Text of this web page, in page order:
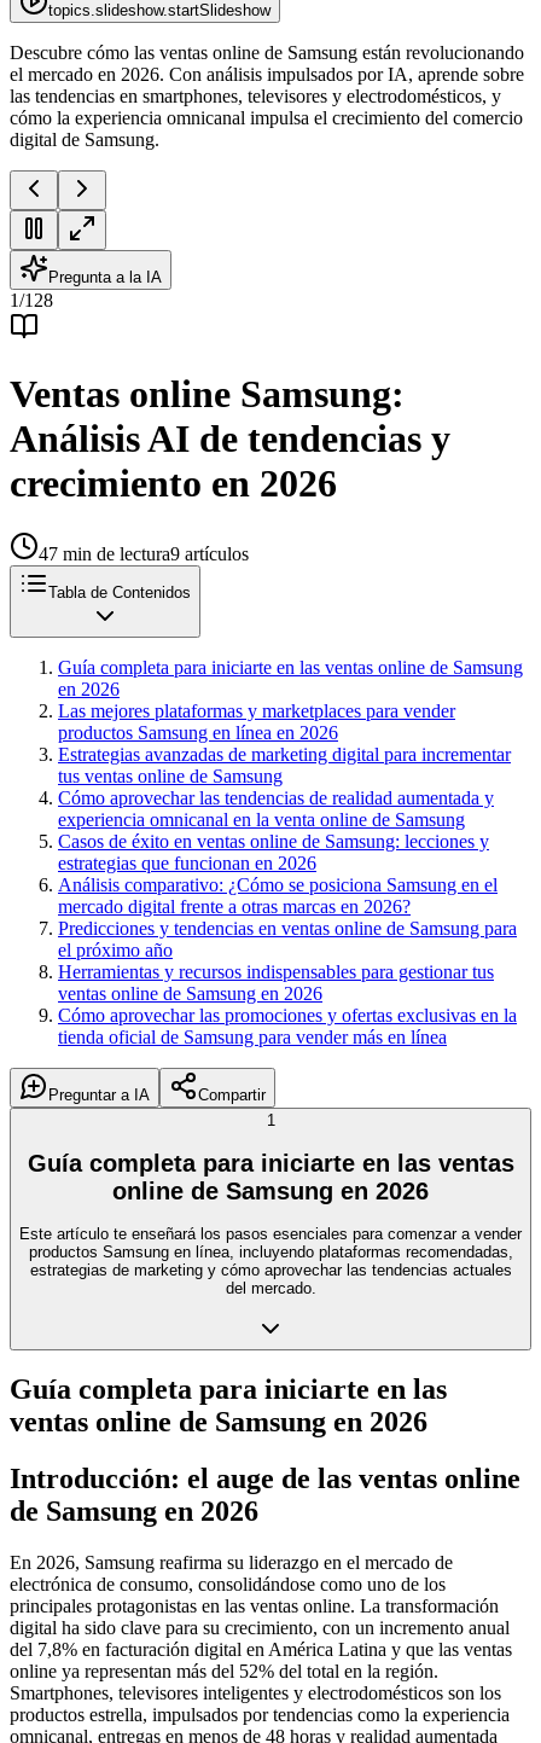
topics.slideshow.startSlideshow
Descubre cómo las ventas online de Samsung están revolucionando
el mercado en 2026. Con análisis impulsados por IA, aprende sobre
las tendencias en smartphones, televisores y electrodomésticos, y
cómo la experiencia omnicanal impulsa el crecimiento del comercio
digital de Samsung.
Pregunta a la IA
1/128
Ventas online Samsung:
Análisis AI de tendencias y
crecimiento en 2026
47 min de lectura9 artículos
Tabla de Contenidos
Guía completa para iniciarte en las ventas online de Samsung
en 2026
Las mejores plataformas y marketplaces para vender
productos Samsung en línea en 2026
Estrategias avanzadas de marketing digital para incrementar
tus ventas online de Samsung
Cómo aprovechar las tendencias de realidad aumentada y
experiencia omnicanal en la venta online de Samsung
Casos de éxito en ventas online de Samsung: lecciones y
estrategias que funcionan en 2026
Análisis comparativo: ¿Cómo se posiciona Samsung en el
mercado digital frente a otras marcas en 2026?
Predicciones y tendencias en ventas online de Samsung para
el próximo año
Herramientas y recursos indispensables para gestionar tus
ventas online de Samsung en 2026
Cómo aprovechar las promociones y ofertas exclusivas en la
tienda oficial de Samsung para vender más en línea
Preguntar a IA
Compartir
1
Guía completa para iniciarte en las ventas
online de Samsung en 2026
Este artículo te enseñará los pasos esenciales para comenzar a vender
productos Samsung en línea, incluyendo plataformas recomendadas,
estrategias de marketing y cómo aprovechar las tendencias actuales
del mercado.
Guía completa para iniciarte en las
ventas online de Samsung en 2026
Introducción: el auge de las ventas online
de Samsung en 2026
En 2026, Samsung reafirma su liderazgo en el mercado de
electrónica de consumo, consolidándose como uno de los
principales protagonistas en las ventas online. La transformación
digital ha sido clave para su crecimiento, con un incremento anual
del 7,8% en facturación digital en América Latina y que las ventas
online ya representan más del 52% del total en la región.
Smartphones, televisores inteligentes y electrodomésticos son los
productos estrella, impulsados por tendencias como la experiencia
omnicanal, entregas en menos de 48 horas y realidad aumentada